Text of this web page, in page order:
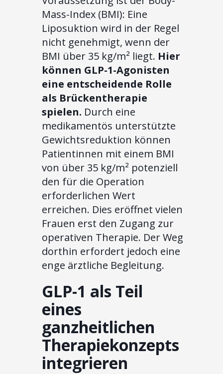
Mass-Index (BMI): Eine
Liposuktion wird in der Regel
nicht genehmigt, wenn der
BMI über 35 kg/m² liegt. Hier
können GLP-1-Agonisten
eine entscheidende Rolle
als Brückentherapie
spielen. Durch eine
medikamentös unterstützte
Gewichtsreduktion können
Patientinnen mit einem BMI
von über 35 kg/m² potenziell
den für die Operation
erforderlichen Wert
erreichen. Dies eröffnet vielen
Frauen erst den Zugang zur
operativen Therapie. Der Weg
dorthin erfordert jedoch eine
enge ärztliche Begleitung.
GLP-1 als Teil
eines
ganzheitlichen
Therapiekonzepts
integrieren